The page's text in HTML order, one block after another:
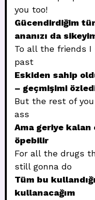
you too!
Gücendirdiğim
ananızı da
To all the friends I
past
Eskiden sahip
– geçmişimi
But the rest of
ass
Ama geriye kalan
öpebilir
For all the drugs
still gonna do
Tüm bu
kullanacağım